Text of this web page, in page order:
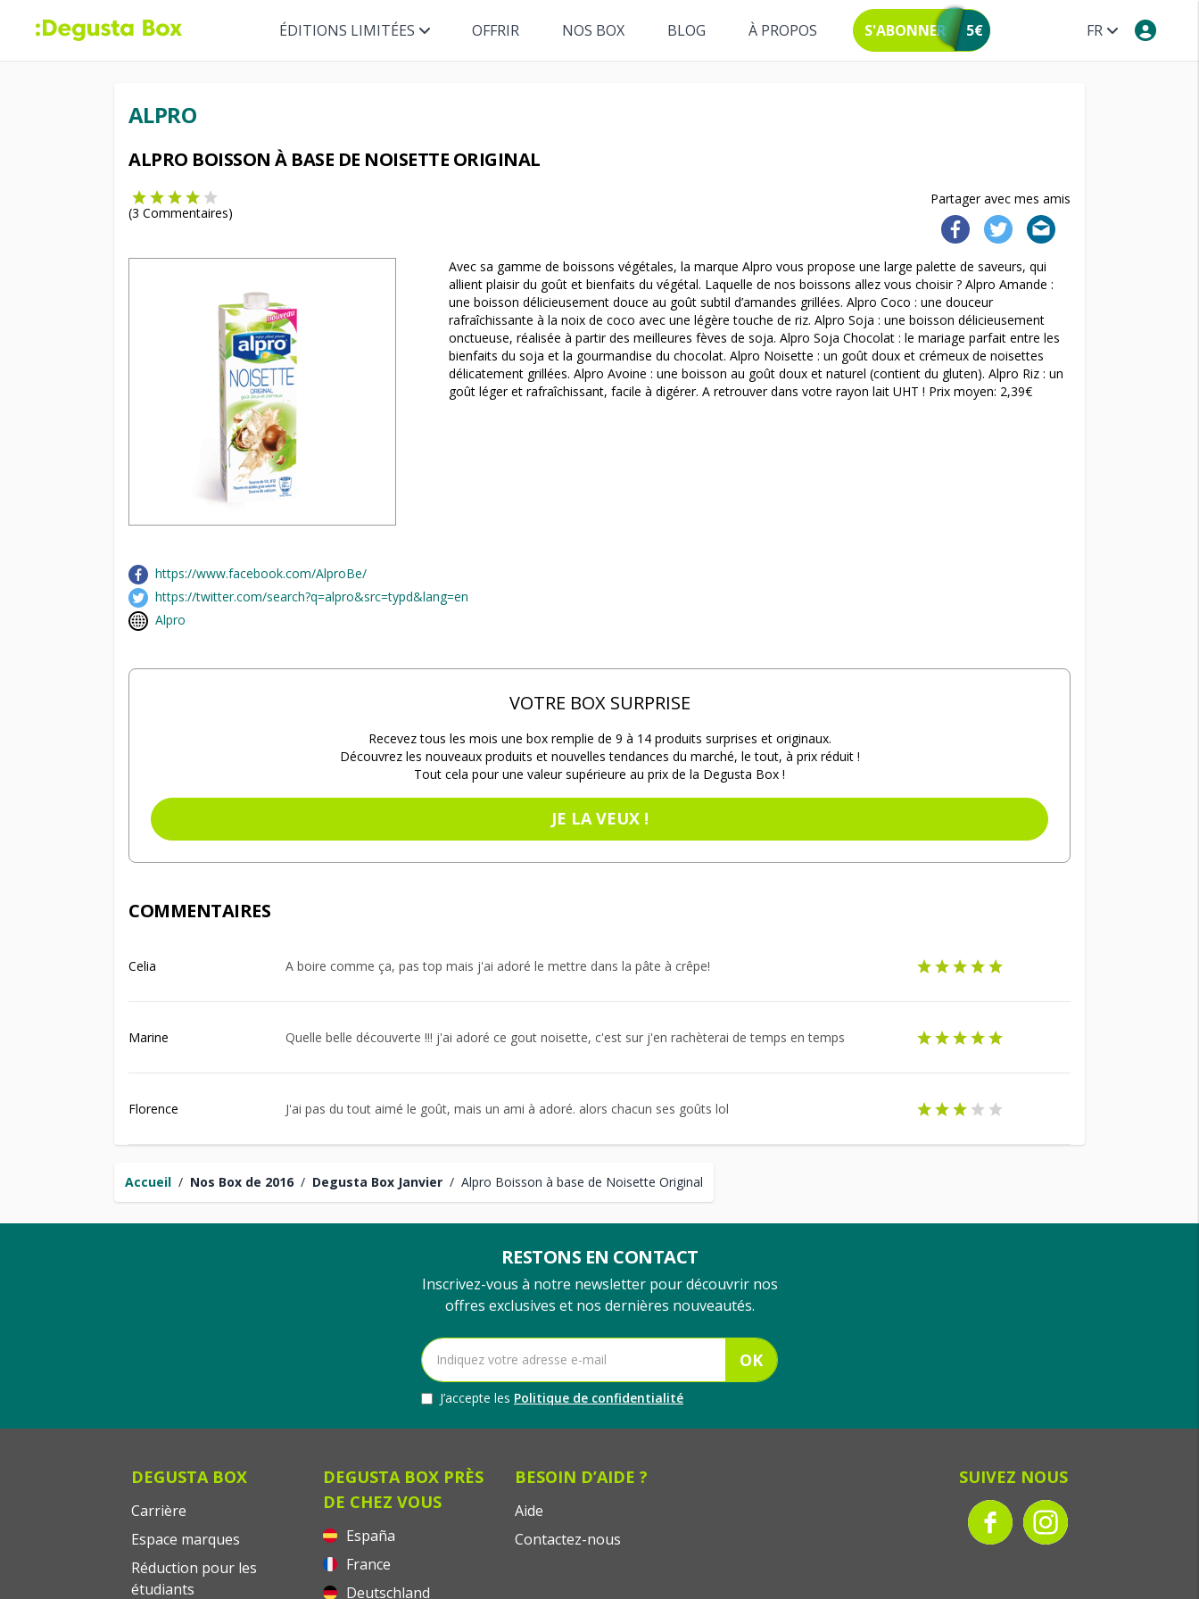
FR
ÉDITIONS LIMITÉES OFFRIR NOS BOX BLOG À PROPOS S'ABONNER 5€
Accueil / Nos Box de 2016 / Degusta Box Janvier / Alpro Boisson à base de Noisette Original
ALPRO
ALPRO BOISSON À BASE DE NOISETTE ORIGINAL
Partager avec mes amis
(3 Commentaires)
Avec sa gamme de boissons végétales, la marque Alpro vous propose une large palette de saveurs, qui
allient plaisir du goût et bienfaits du végétal. Laquelle de nos boissons allez vous choisir ? Alpro Amande :
une boisson délicieusement douce au goût subtil d’amandes grillées. Alpro Coco : une douceur
rafraîchissante à la noix de coco avec une légère touche de riz. Alpro Soja : une boisson délicieusement
onctueuse, réalisée à partir des meilleures fèves de soja. Alpro Soja Chocolat : le mariage parfait entre les
bienfaits du soja et la gourmandise du chocolat. Alpro Noisette : un goût doux et crémeux de noisettes
délicatement grillées. Alpro Avoine : une boisson au goût doux et naturel (contient du gluten). Alpro Riz : un
goût léger et rafraîchissant, facile à digérer. A retrouver dans votre rayon lait UHT ! Prix moyen: 2,39€
https://www.facebook.com/AlproBe/
https://twitter.com/search?q=alpro&src=typd&lang=en
Alpro
VOTRE BOX SURPRISE
Recevez tous les mois une box remplie de 9 à 14 produits surprises et originaux.
Découvrez les nouveaux produits et nouvelles tendances du marché, le tout, à prix réduit !
Tout cela pour une valeur supérieure au prix de la Degusta Box !
JE LA VEUX !
COMMENTAIRES
Celia A boire comme ça, pas top mais j'ai adoré le mettre dans la pâte à crêpe!
Marine Quelle belle découverte !!! j'ai adoré ce gout noisette, c'est sur j'en rachèterai de temps en temps
Florence J'ai pas du tout aimé le goût, mais un ami à adoré. alors chacun ses goûts lol
RESTONS EN CONTACT
Inscrivez-vous à notre newsletter pour découvrir nos
offres exclusives et nos dernières nouveautés.
OK
J’accepte les Politique de confidentialité
DEGUSTA BOX
Carrière
Espace marques
Réduction pour les
étudiants
DEGUSTA BOX PRÈS
DE CHEZ VOUS
España
France
Deutschland
BESOIN D’AIDE ?
Aide
Contactez-nous
SUIVEZ NOUS